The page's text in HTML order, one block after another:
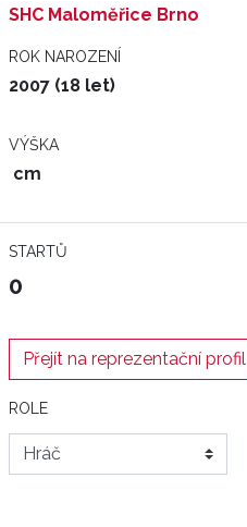
SHC Maloměřice Brno
ROK NAROZENÍ
2007 (18 let)
VÝŠKA
cm
STARTŮ
0
Přejít na reprezentační profil
ROLE